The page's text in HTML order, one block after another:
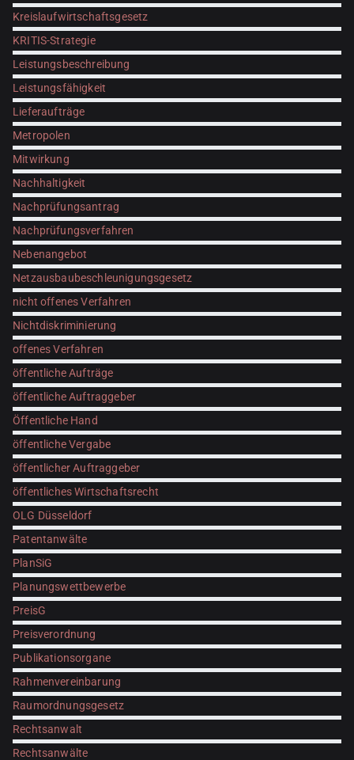
Kreislaufwirtschaftsgesetz
KRITIS-Strategie
Leistungsbeschreibung
Leistungsfähigkeit
Lieferaufträge
Metropolen
Mitwirkung
Nachhaltigkeit
Nachprüfungsantrag
Nachprüfungsverfahren
Nebenangebot
Netzausbaubeschleunigungsgesetz
nicht offenes Verfahren
Nichtdiskriminierung
offenes Verfahren
öffentliche Aufträge
öffentliche Auftraggeber
Öffentliche Hand
öffentliche Vergabe
öffentlicher Auftraggeber
öffentliches Wirtschaftsrecht
OLG Düsseldorf
Patentanwälte
PlanSiG
Planungswettbewerbe
PreisG
Preisverordnung
Publikationsorgane
Rahmenvereinbarung
Raumordnungsgesetz
Rechtsanwalt
Rechtsanwälte